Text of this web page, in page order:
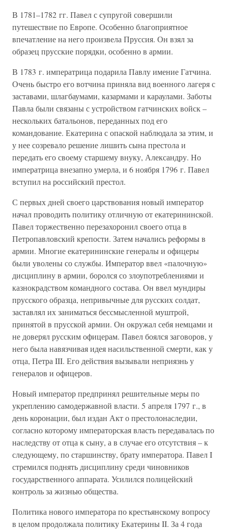
В 1781–1782 гг. Павел с супругой совершили
путешествие по Европе. Особенно благоприятное
впечатление на него произвела Пруссия. Он взял за
образец прусские порядки, особенно в армии.
В 1783 г. императрица подарила Павлу имение Гатчина.
Очень быстро его вотчина приняла вид военного лагеря с
заставами, шлагбаумами, казармами и караулами. Заботы
Павла были связаны с устройством гатчинских войск –
нескольких батальонов, переданных под его
командование. Екатерина с опаской наблюдала за этим, и
у нее созревало решение лишить сына престола и
передать его своему старшему внуку, Александру. Но
императрица внезапно умерла, и 6 ноября 1796 г. Павел
вступил на российский престол.
С первых дней своего царствования новый император
начал проводить политику отличную от екатерининской.
Павел торжественно перезахоронил своего отца в
Петропавловский крепости. Затем начались реформы в
армии. Многие екатерининские генералы и офицеры
были уволены со службы. Император ввел «палочную»
дисциплину в армии, боролся со злоупотреблениями и
казнокрадством командного состава. Он ввел мундиры
прусского образца, непривычные для русских солдат,
заставлял их заниматься бессмысленной муштрой,
принятой в прусской армии. Он окружал себя немцами и
не доверял русским офицерам. Павел боялся заговоров, у
него была навязчивая идея насильственной смерти, как у
отца, Петра III. Его действия вызывали неприязнь у
генералов и офицеров.
Новый император предпринял решительные меры по
укреплению самодержавной власти. 5 апреля 1797 г., в
день коронации, был издан Акт о престолонаследии,
согласно которому императорская власть передавалась по
наследству от отца к сыну, а в случае его отсутствия – к
следующему, по старшинству, брату императора. Павел I
стремился поднять дисциплину среди чиновников
государственного аппарата. Усилился полицейский
контроль за жизнью общества.
Политика нового императора по крестьянскому вопросу
в целом продолжала политику Екатерины II. За 4 года